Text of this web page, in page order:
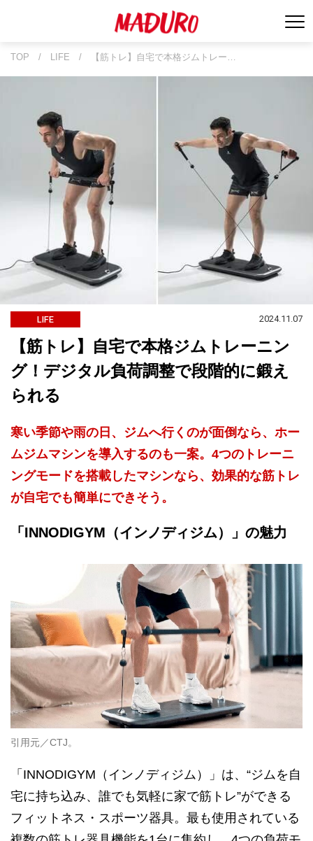
TOP / LIFE / 【筋トレ】自宅で本格ジムトレー…
LIFE 2024.11.07
【筋トレ】自宅で本格ジムトレーニン
グ！デジタル負荷調整で段階的に鍛え
られる
寒い季節や雨の日、ジムへ行くのが面倒なら、ホー
ムジムマシンを導入するのも一案。4つのトレーニ
ングモードを搭載したマシンなら、効果的な筋トレ
が自宅でも簡単にできそう。
「INNODIGYM（インノディジム）」の魅力
引用元／CTJ。
「INNODIGYM（インノディジム）」は、“ジムを自
宅に持ち込み、誰でも気軽に家で筋トレ”ができる
フィットネス・スポーツ器具。最も使用されている